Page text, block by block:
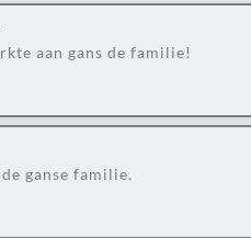
aan gans de familie!
ganse familie.